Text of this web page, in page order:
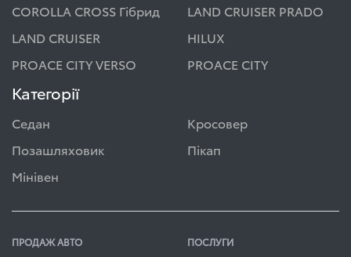
COROLLA CROSS Гібрид
LAND CRUISER PRADO
LAND CRUISER
HILUX
PROACE CITY VERSO
PROACE CITY
Категорії
Седан
Кросовер
Позашляховик
Пікап
Мінівен
ПРОДАЖ АВТО ПОСЛУГИ